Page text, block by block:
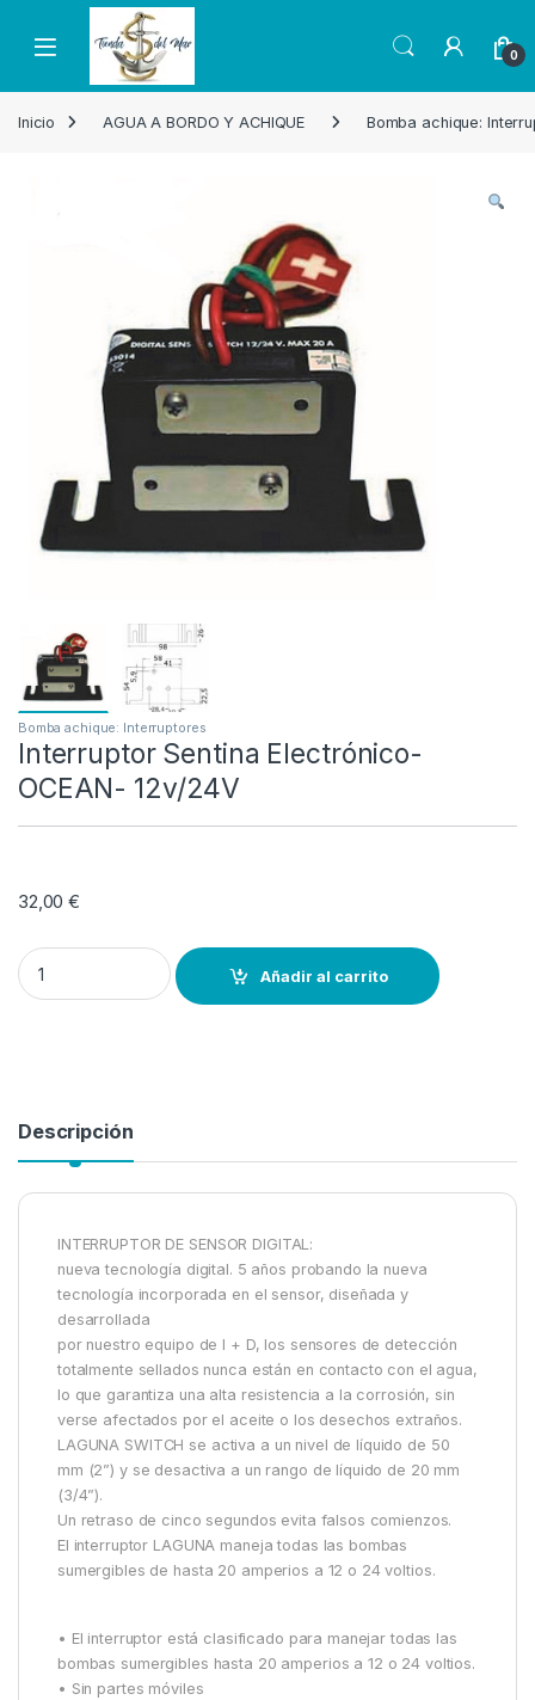
Skip to navigation
Skip to content
Open 0
Inicio AGUA A BORDO Y ACHIQUE Bomba achique:
Bomba achique: Interruptores
Interruptor Sentina Electrónico-
OCEAN- 12v/24V
32,00€
Interruptor Sentina Electrónico- OCEAN- 12v/24V quantity
Añadir al carrito
Descripción
INTERRUPTOR DE SENSOR DIGITAL:
nueva tecnología digital. 5 años probando la nueva
tecnología incorporada en el sensor, diseñada y
desarrollada
por nuestro equipo de I + D, los sensores de detección
totalmente sellados nunca están en contacto con el agua,
lo que garantiza una alta resistencia a la corrosión, sin
verse afectados por el aceite o los desechos extraños.
LAGUNA SWITCH se activa a un nivel de líquido de 50
mm (2”) y se desactiva a un rango de líquido de 20 mm
(3/4”).
Un retraso de cinco segundos evita falsos comienzos.
El interruptor LAGUNA maneja todas las bombas
sumergibles de hasta 20 amperios a 12 o 24 voltios.
• El interruptor está clasificado para manejar todas las
bombas sumergibles hasta 20 amperios a 12 o 24 voltios.
• Sin partes móviles